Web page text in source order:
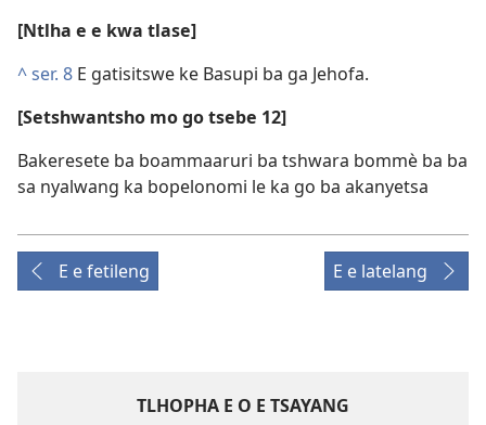
[Ntlha e e kwa tlase]
^ser. 8 E gatisitswe ke Basupi ba ga Jehofa.
[Setshwantsho mo go tsebe 12]
Bakeresete ba boammaaruri ba tshwara bommè ba ba
sa nyalwang ka bopelonomi le ka go ba akanyetsa
E e fetileng E e latelang
TLHOPHA E O E TSAYANG